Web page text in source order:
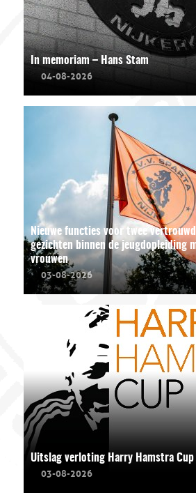
In memoriam – Hans Stam
04-08-2026
Nieuwe functies voor twee
gezichten binnen de jeugdopleiding
vrouwen
03-08-2026
Uitslag verloting Harry Hamstra Cup
03-08-2026